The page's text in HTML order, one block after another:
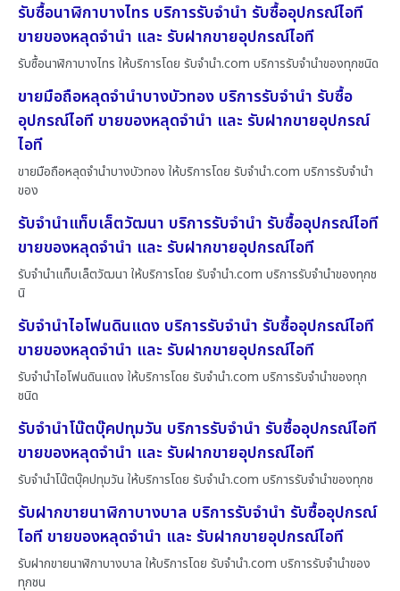
รับซื้อนาฬิกาบางไทร บริการรับจำนำ รับซื้ออุปกรณ์ไอที
ขายของหลุดจำนำ และ รับฝากขายอุปกรณ์ไอที
รับซื้อนาฬิกาบางไทร ให้บริการโดย รับจํานํา.com บริการรับจำนำของทุกชนิด
ขายมือถือหลุดจำนำบางบัวทอง บริการรับจำนำ รับซื้อ
อุปกรณ์ไอที ขายของหลุดจำนำ และ รับฝากขายอุปกรณ์
ไอที
ขายมือถือหลุดจำนำบางบัวทอง ให้บริการโดย รับจํานํา.com บริการรับจำนำ
ของ
รับจำนำแท็บเล็ตวัฒนา บริการรับจำนำ รับซื้ออุปกรณ์ไอที
ขายของหลุดจำนำ และ รับฝากขายอุปกรณ์ไอที
รับจำนำแท็บเล็ตวัฒนา ให้บริการโดย รับจํานํา.com บริการรับจำนำของทุกช
นิ
รับจำนำไอโฟนดินแดง บริการรับจำนำ รับซื้ออุปกรณ์ไอที
ขายของหลุดจำนำ และ รับฝากขายอุปกรณ์ไอที
รับจำนำไอโฟนดินแดง ให้บริการโดย รับจํานํา.com บริการรับจำนำของทุก
ชนิด
รับจำนำโน๊ตบุ๊คปทุมวัน บริการรับจำนำ รับซื้ออุปกรณ์ไอที
ขายของหลุดจำนำ และ รับฝากขายอุปกรณ์ไอที
รับจำนำโน๊ตบุ๊คปทุมวัน ให้บริการโดย รับจํานํา.com บริการรับจำนำของทุกช
รับฝากขายนาฬิกาบางบาล บริการรับจำนำ รับซื้ออุปกรณ์
ไอที ขายของหลุดจำนำ และ รับฝากขายอุปกรณ์ไอที
รับฝากขายนาฬิกาบางบาล ให้บริการโดย รับจํานํา.com บริการรับจำนำของ
ทุกชน